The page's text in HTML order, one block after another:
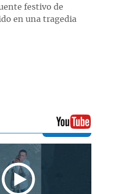
festivo de
en una tragedia